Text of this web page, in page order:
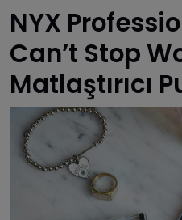
NYX
Can’t Stop
Matlaştırıcı